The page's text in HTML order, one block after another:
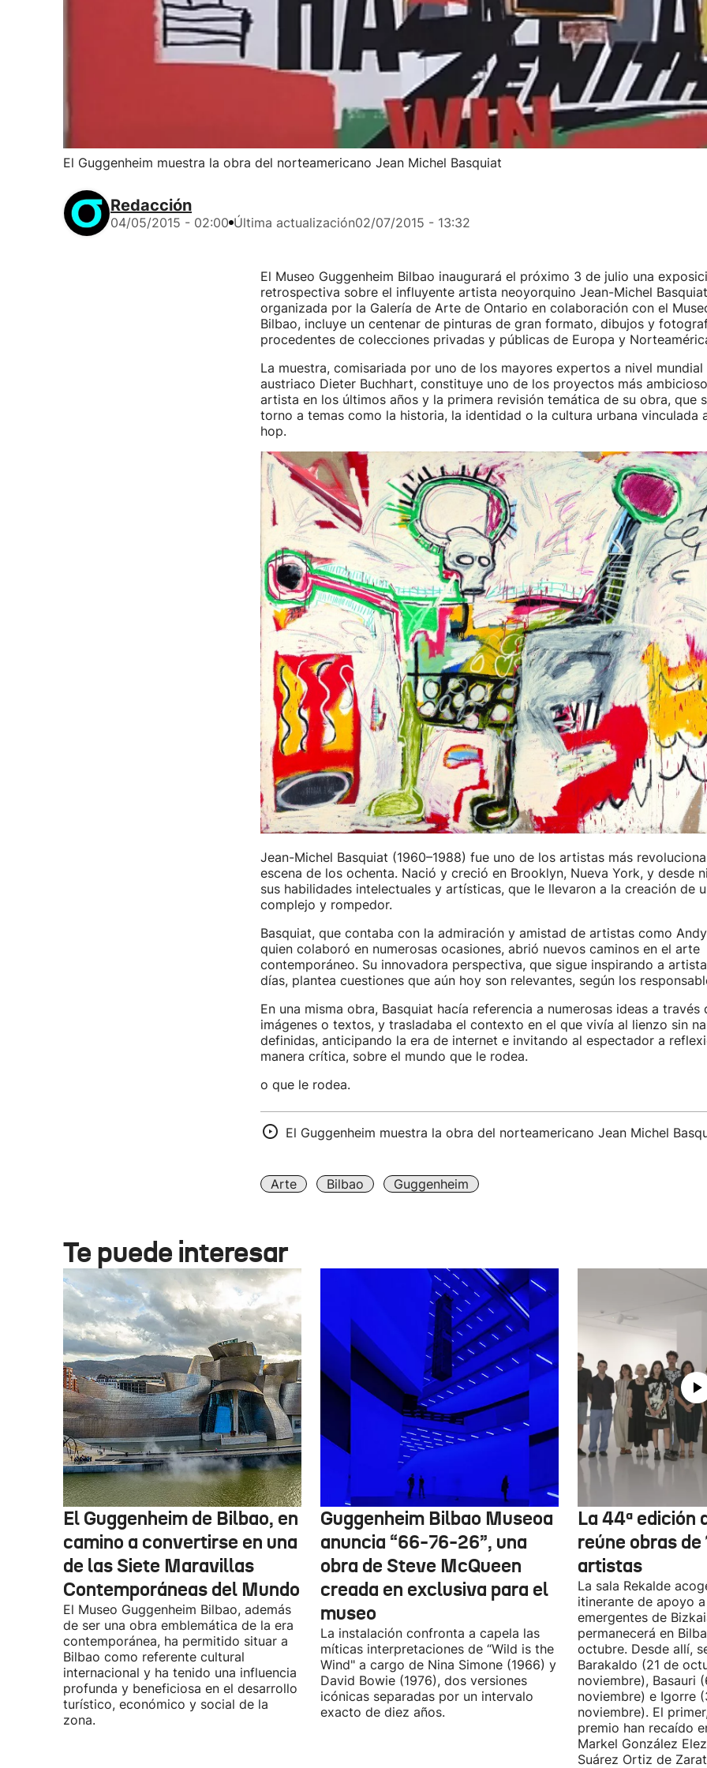
El Guggenheim muestra la obra del norteamericano Jean Michel Basquiat
Redacción
04/05/2015 - 02:00 Última actualización02/07/2015 - 13:32
El Museo Guggenheim Bilbao inaugurará el próximo 3 de julio una
retrospectiva sobre el influyente artista neoyorquino Jean-Michel
organizada por la Galería de Arte de Ontario en colaboración con el
Bilbao, incluye un centenar de pinturas de gran formato, dibujos y
procedentes de colecciones privadas y públicas de Europa y
La muestra, comisariada por uno de los mayores expertos a nivel mundial
austriaco Dieter Buchhart, constituye uno de los proyectos más
artista en los últimos años y la primera revisión temática de su obra, que
torno a temas como la historia, la identidad o la cultura urbana vinculada
hop.
Jean-Michel Basquiat (1960–1988) fue uno de los artistas más
escena de los ochenta. Nació y creció en Brooklyn, Nueva York, y desde
sus habilidades intelectuales y artísticas, que le llevaron a la creación de
complejo y rompedor.
Basquiat, que contaba con la admiración y amistad de artistas como
quien colaboró en numerosas ocasiones, abrió nuevos caminos en el arte
contemporáneo. Su innovadora perspectiva, que sigue inspirando a
días, plantea cuestiones que aún hoy son relevantes, según los
En una misma obra, Basquiat hacía referencia a numerosas ideas a través
imágenes o textos, y trasladaba el contexto en el que vivía al lienzo sin
definidas, anticipando la era de internet e invitando al espectador a
manera crítica, sobre el mundo que le rodea.
o que le rodea.
El Guggenheim muestra la obra del norteamericano Jean Michel
Arte Bilbao Guggenheim
Te puede interesar
El Guggenheim de Bilbao, en
camino a convertirse en una
de las Siete Maravillas
Contemporáneas del Mundo
El Museo Guggenheim Bilbao, además
de ser una obra emblemática de la era
contemporánea, ha permitido situar a
Bilbao como referente cultural
internacional y ha tenido una influencia
profunda y beneficiosa en el desarrollo
turístico, económico y social de la
zona.
Guggenheim Bilbao Museoa
anuncia “66-76-26”, una
obra de Steve McQueen
creada en exclusiva para el
museo
La instalación confronta a capela las
míticas interpretaciones de “Wild is the
Wind" a cargo de Nina Simone (1966) y
David Bowie (1976), dos versiones
icónicas separadas por un intervalo
exacto de diez años.
La 44ª edición
reúne obras de
artistas
La sala Rekalde
itinerante de apoyo
emergentes de
permanecerá en
octubre. Desde allí,
Barakaldo (21 de
noviembre), Basauri
noviembre) e Igorre
noviembre). El
premio han recaído
Markel González
Suárez Ortiz de